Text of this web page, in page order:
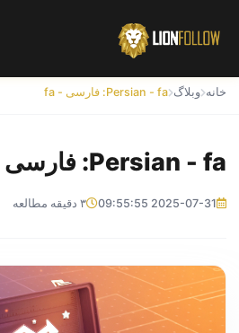
خانه وبلاگ Persian - fa: فارسی - fa
Persian - fa: فارسی - fa
2025-07-31 09:55:55 ۳ دقیقه مطالعه